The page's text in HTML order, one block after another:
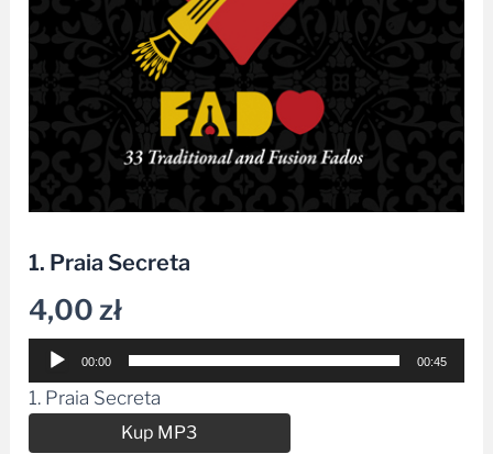
1. Praia Secreta
4,00zł
Odtwarzacz
plików
dźwiękowych
00:00 00:45
1. Praia Secreta
Kup MP3